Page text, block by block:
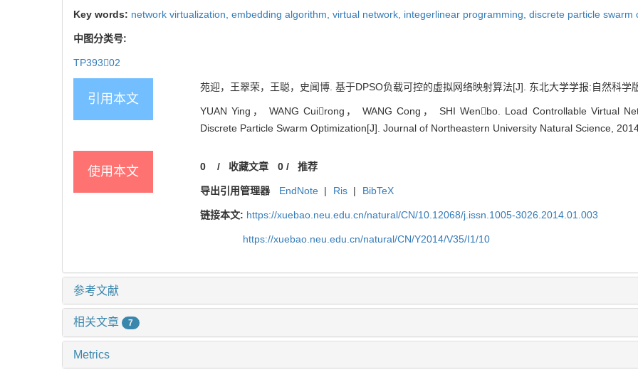
Key words: network virtualization, embedding algorithm, virtual network, integerlinear programming, discrete particle swarm
中图分类号:
TP39302
引用本文
苑迎，王翠荣，王聪，史闻博. 基于DPSO负载可控的虚拟网络映射算法[J]. 东北大学学报:自然科学
YUAN Ying， WANG Cuirong， WANG Cong， SHI Wenbo. Load Controllable Virtual
Discrete Particle Swarm Optimization[J]. Journal of Northeastern University Natural Science,
使用本文 0 / 收藏文章 0/ 推荐
导出引用管理器 EndNote | Ris | BibTeX
链接本文: https://xuebao.neu.edu.cn/natural/CN/10.12068/j.issn.1005-3026.2014.01.003
https://xuebao.neu.edu.cn/natural/CN/Y2014/V35/I1/10
参考文献
相关文章 7
Metrics